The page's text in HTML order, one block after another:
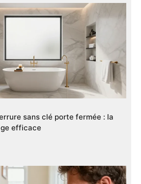
sans clé porte fermée : la
efficace